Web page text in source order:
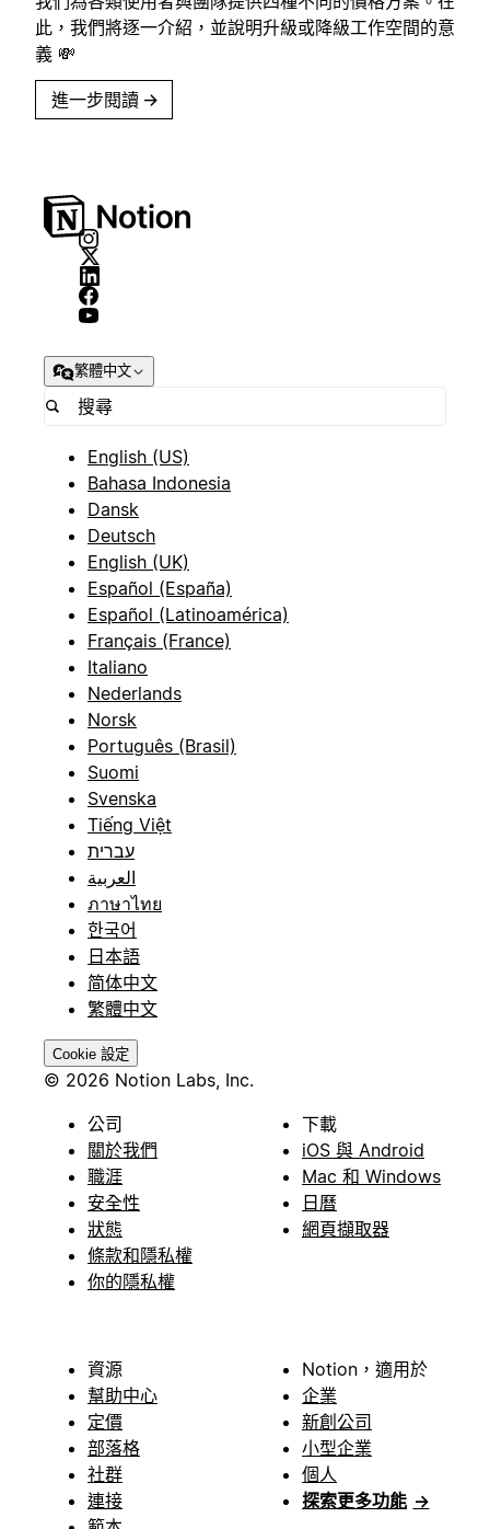
此，我們將逐一介紹，並說明升級或降級工作空間的意
義 💸
進一步閱讀 →
繁體中文
English (US)
Bahasa Indonesia
Dansk
Deutsch
English (UK)
Español (España)
Español (Latinoamérica)
Français (France)
Italiano
Nederlands
Norsk
Português (Brasil)
Suomi
Svenska
Tiếng Việt
עברית
العربية
ภาษาไทย
한국어
日本語
简体中文
繁體中文
Cookie 設定
© 2026 Notion Labs, Inc.
公司
關於我們
職涯
安全性
狀態
條款和隱私權
你的隱私權
下載
iOS 與 Android
Mac 和 Windows
日曆
網頁擷取器
資源
幫助中心
定價
部落格
社群
連接
Notion，適用於
企業
新創公司
小型企業
個人
探索更多功能 →